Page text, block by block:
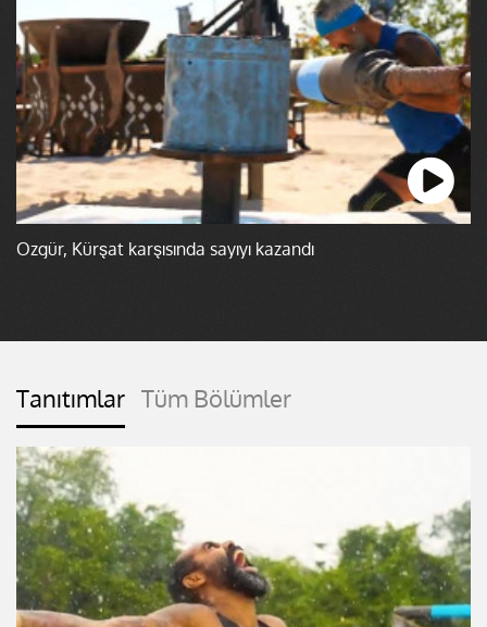
Özgür, Kürşat karşısında sayıyı kazandı
Tanıtımlar Tüm Bölümler